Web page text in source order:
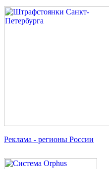
Реклама - регионы России